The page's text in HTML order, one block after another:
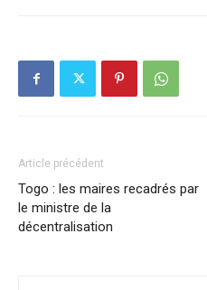
Article précédent
Togo : les maires recadrés par
le ministre de la
décentralisation